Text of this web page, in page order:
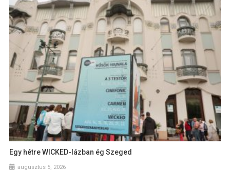
Egy hétre WICKED-lázban ég Szeged
augusztus 5, 2026